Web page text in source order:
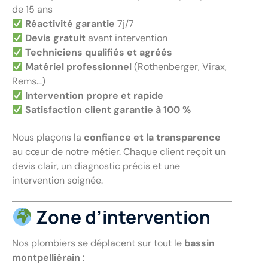
de 15 ans
Réactivité garantie 7j/7
Devis gratuit avant intervention
Techniciens qualifiés et agréés
Matériel professionnel(Rothenberger, Virax,
Rems…)
Intervention propre et rapide
Satisfaction client garantie à 100 %
Nous plaçons la confiance et la transparence
au cœur de notre métier. Chaque client reçoit un
devis clair, un diagnostic précis et une
intervention soignée.
Zone d’intervention
Nos plombiers se déplacent sur tout le bassin
montpelliérain :